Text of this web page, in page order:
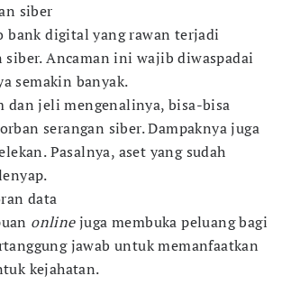
siber
bank digital yang rawan terjadi
siber. Ancaman ini wajib diwaspadai
semakin banyak.
dan jeli mengenalinya, bisa-bisa
serangan siber. Dampaknya juga
Pasalnya, aset yang sudah
data
onlinejuga membuka peluang bagi
jawab untuk memanfaatkan
kejahatan.